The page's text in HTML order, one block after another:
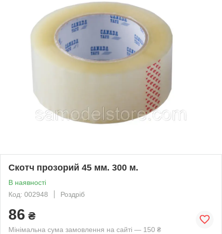
Скотч прозорий 45 мм. 300 м.
В наявності
Код: 002948
Роздріб
86 ₴
Мінімальна сума замовлення на сайті — 150 ₴